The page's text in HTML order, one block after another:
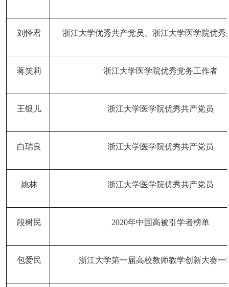
刘怿君 浙江大学优秀共产党员、浙江大学医学院优秀
蒋笑莉 浙江大学医学院优秀党务工作者
王银儿 浙江大学医学院优秀共产党员
白瑞良 浙江大学医学院优秀共产党员
姚林 浙江大学医学院优秀共产党员
段树民 2020年中国高被引学者榜单
包爱民 浙江大学第一届高校教师教学创新大赛一